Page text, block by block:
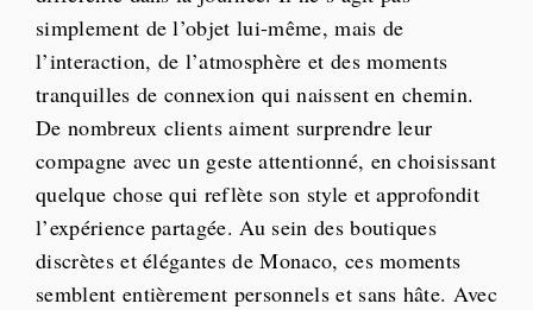
simplement de l’objet lui-même, mais de
l’interaction, de l’atmosphère et des moments
tranquilles de connexion qui naissent en chemin.
De nombreux clients aiment surprendre leur
compagne avec un geste attentionné, en choisissant
quelque chose qui reflète son style et approfondit
l’expérience partagée. Au sein des boutiques
discrètes et élégantes de Monaco, ces moments
semblent entièrement personnels et sans hâte. Avec